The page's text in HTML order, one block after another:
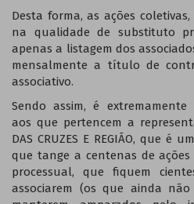
Desta forma, as ações
na qualidade de substituto
apenas a listagem dos
mensalmente a título de
associativo.
Sendo assim, é
aos que pertencem a
DAS CRUZES E REGIÃO, que é
que tange a centenas de
processual, que fiquem
associarem (os que ainda não